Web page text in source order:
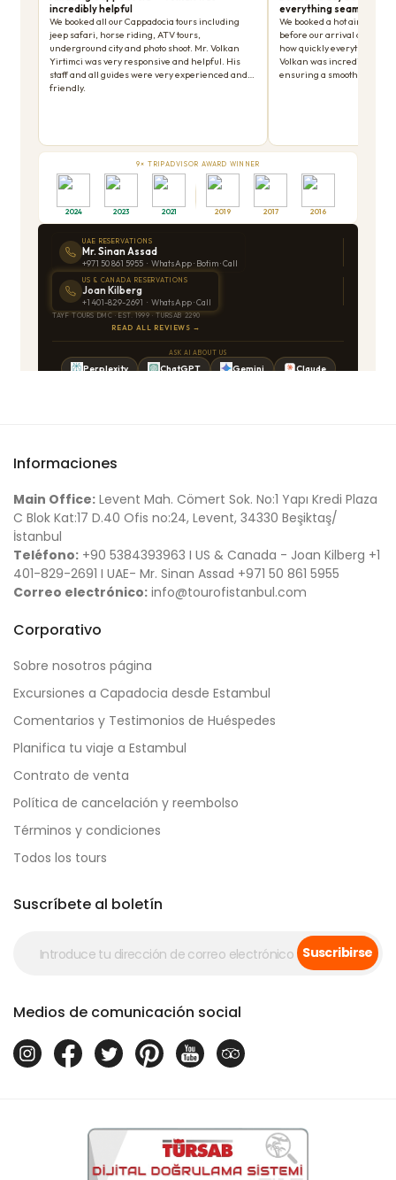
Informaciones
Main Office: Levent Mah. Cömert Sok. No:1 Yapı Kredi Plaza
C Blok Kat:17 D.40 Ofis no:24, Levent, 34330 Beşiktaş/
İstanbul
Teléfono: +90 5384393963 I US & Canada - Joan Kilberg +1
401-829-2691 I UAE- Mr. Sinan Assad +971 50 861 5955
Correo electrónico: info@tourofistanbul.com
Corporativo
Sobre nosotros página
Excursiones a Capadocia desde Estambul
Comentarios y Testimonios de Huéspedes
Planifica tu viaje a Estambul
Contrato de venta
Política de cancelación y reembolso
Términos y condiciones
Todos los tours
Suscríbete al boletín
Suscribirse
Medios de comunicación social